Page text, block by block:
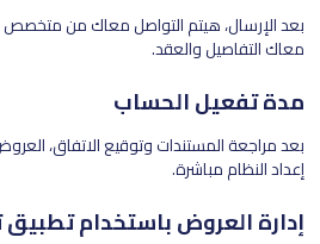
بعد الإرسال، هيتم التواصل معاك من
معاك التفاصيل والعقد.
مدة تفعيل الحساب
بعد مراجعة المستندات وتوقيع الاتفاق،
إعداد النظام مباشرة.
إدارة العروض باستخدام تطبيق